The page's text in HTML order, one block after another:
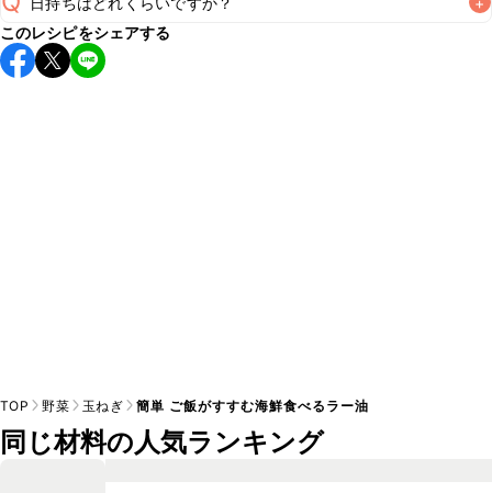
保存期間は冷蔵で2~3日が目安です。なるべくお早めにお召
し上がりください。
このレシピをシェアする
TOP 野菜 玉ねぎ 簡単 ご飯がすすむ海鮮食べるラー油
同じ材料の人気ランキング